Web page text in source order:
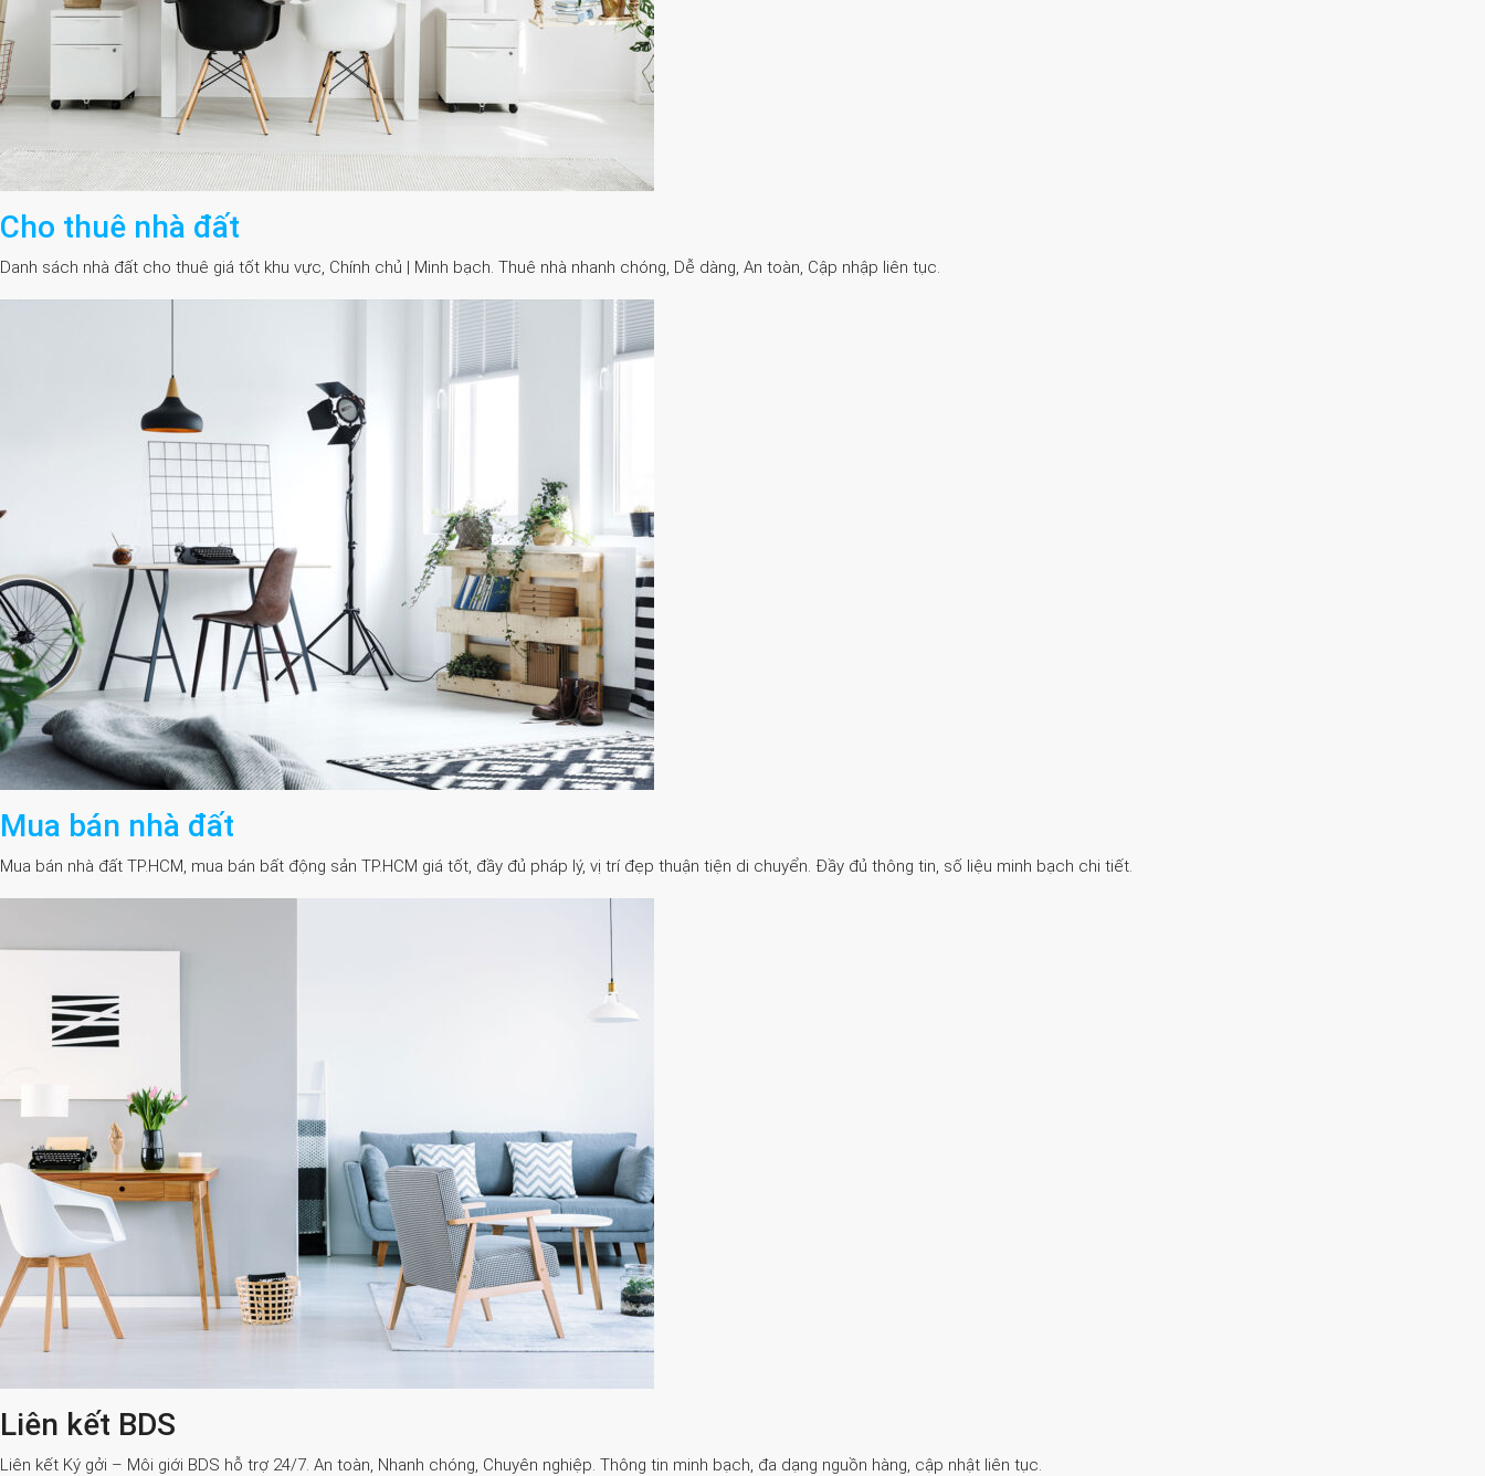
Cho thuê nhà đất
Danh sách nhà đất cho thuê giá tốt khu vực, Chính chủ | Minh bạch. Thuê nhà nhanh chóng, Dễ dàng, An toàn, Cập nhập liên tục.
Mua bán nhà đất
Mua bán nhà đất TP.HCM, mua bán bất động sản TP.HCM giá tốt, đầy đủ pháp lý, vị trí đẹp thuận tiện di chuyển. Đầy đủ thông tin, số liệu minh bạch chi tiết.
Liên kết BDS
Liên kết Ký gởi – Môi giới BDS hỗ trợ 24/7. An toàn, Nhanh chóng, Chuyên nghiệp. Thông tin minh bạch, đa dạng nguồn hàng, cập nhật liên tục.